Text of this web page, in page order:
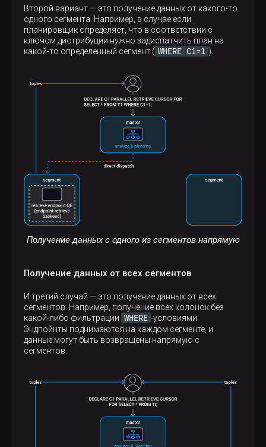
Второй вариант — это получение данных от какого-то
одного сегмента. Например, в случае если
планировщик определяет, что в соответствии с
ключом дистрибуции нужно задиспатчить план на
какой-то определенный сегмент ( WHERE C1=1 ).
Получение данных с одного из сегментов напрямую
Получение данных от всех сегментов
И третий случай — это получение данных от всех
сегментов. Например, получение всех колонок без
какой-либо фильтрации WHERE -условиями.
Эндпойнты поднимаются на каждом сегменте, и
данные могут быть возвращены напрямую с
сегментов.